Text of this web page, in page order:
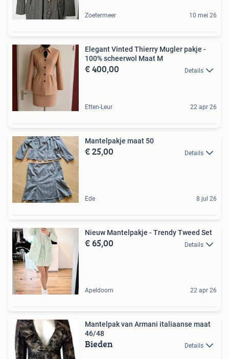
Zoetermeer 10 mei 26
Elegant Vinted Thierry Mugler pakje -
100% scheerwol Maat M
€ 400,00 Details
Etten-Leur 22 apr 26
Mantelpakje maat 50
€ 25,00 Details
Ede 8 jul 26
Nieuw Mantelpakje - Trendy Tweed Set
€ 65,00 Details
Apeldoorn 22 apr 26
Mantelpak van Armani italiaanse maat
46/48
Bieden Details